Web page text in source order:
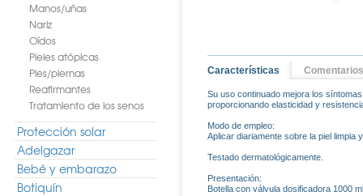
Manos/uñas
Nariz
Oídos
Pieles atópicas
Pies/piernas
Reafirmantes
Tratamiento de los senos
Protección solar
Adelgazar
Bebé y embarazo
Botiquín
Características Comentarios
Su uso continuado mejora los
proporcionando elasticidad y
Modo de empleo:
Aplicar diariamente sobre la piel limpia
Testado dermatológicamente.
Presentación:
Botella con válvula dosificadora 1000